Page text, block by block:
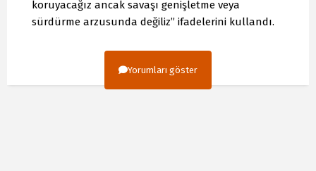
koruyacağız ancak savaşı genişletme veya
sürdürme arzusunda değiliz” ifadelerini kullandı.
Yorumları göster